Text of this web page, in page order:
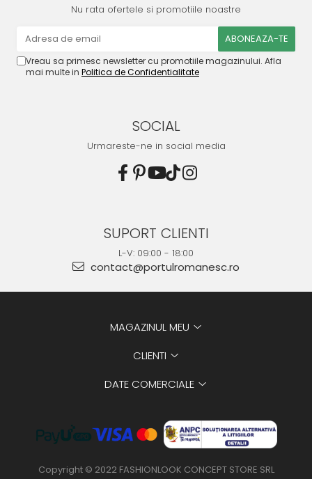
Nu rata ofertele si promotiile noastre
Vreau sa primesc newsletter cu promotiile magazinului. Afla
mai multe in Politica de Confidentialitate
SOCIAL
Urmareste-ne in social media
SUPORT CLIENTI
L-V: 09:00 - 18:00
contact@portulromanesc.ro
MAGAZINUL MEU
CLIENTI
DATE COMERCIALE
Copyright © 2022 FASHIONLOOK CONCEPT STORE SRL